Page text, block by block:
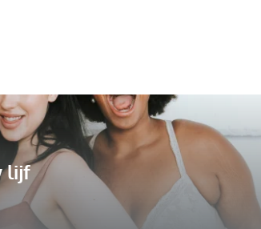
lijf